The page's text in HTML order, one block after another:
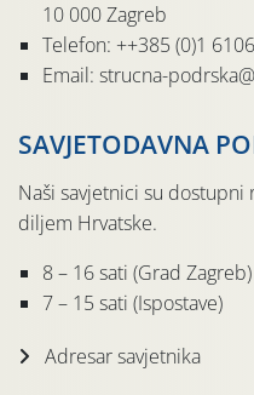
10 000 Zagreb
Telefon: ++385 (0)1
Email: strucna-
SAVJETODAVNA
Naši savjetnici su
diljem Hrvatske.
8 – 16 sati (Grad Zagreb)
7 – 15 sati (Ispostave)
Adresar savjetnika